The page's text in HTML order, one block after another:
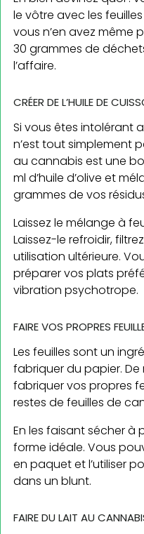
le vôtre avec les
vous n’en avez même
30 grammes de
l’affaire.
CRÉER DE L’HUILE DE
Si vous êtes intolérant
n’est tout simplement
au cannabis est une
ml d’huile d’olive et
grammes de vos
Laissez le mélange à
Laissez-le refroidir,
utilisation ultérieure.
préparer vos plats
vibration psychotrope.
FAIRE VOS PROPRES
Les feuilles sont un
fabriquer du papier.
fabriquer vos propres
restes de feuilles de
En les faisant sécher à
forme idéale. Vous
en paquet et l’utiliser
dans un blunt.
FAIRE DU LAIT AU